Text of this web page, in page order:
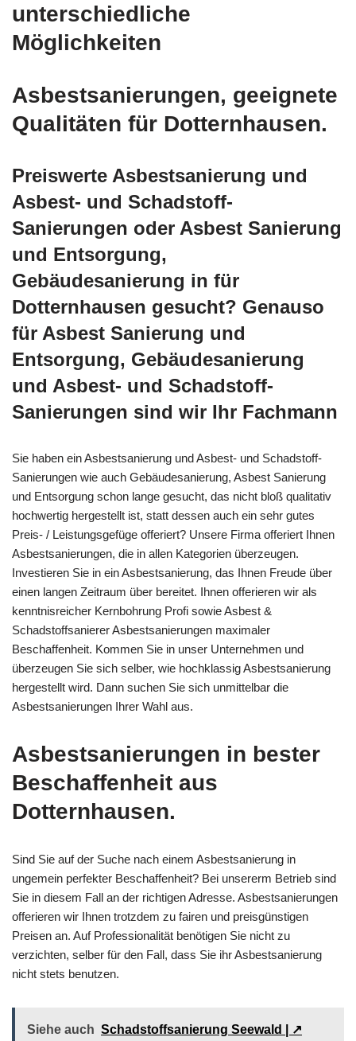
unterschiedliche
Möglichkeiten
Asbestsanierungen, geeignete
Qualitäten für Dotternhausen.
Preiswerte Asbestsanierung und
Asbest- und Schadstoff-
Sanierungen oder Asbest Sanierung
und Entsorgung,
Gebäudesanierung in für
Dotternhausen gesucht? Genauso
für Asbest Sanierung und
Entsorgung, Gebäudesanierung
und Asbest- und Schadstoff-
Sanierungen sind wir Ihr Fachmann
Sie haben ein Asbestsanierung und Asbest- und Schadstoff-
Sanierungen wie auch Gebäudesanierung, Asbest Sanierung
und Entsorgung schon lange gesucht, das nicht bloß qualitativ
hochwertig hergestellt ist, statt dessen auch ein sehr gutes
Preis- / Leistungsgefüge offeriert? Unsere Firma offeriert Ihnen
Asbestsanierungen, die in allen Kategorien überzeugen.
Investieren Sie in ein Asbestsanierung, das Ihnen Freude über
einen langen Zeitraum über bereitet. Ihnen offerieren wir als
kenntnisreicher Kernbohrung Profi sowie Asbest &
Schadstoffsanierer Asbestsanierungen maximaler
Beschaffenheit. Kommen Sie in unser Unternehmen und
überzeugen Sie sich selber, wie hochklassig Asbestsanierung
hergestellt wird. Dann suchen Sie sich unmittelbar die
Asbestsanierungen Ihrer Wahl aus.
Asbestsanierungen in bester
Beschaffenheit aus
Dotternhausen.
Sind Sie auf der Suche nach einem Asbestsanierung in
ungemein perfekter Beschaffenheit? Bei unsererm Betrieb sind
Sie in diesem Fall an der richtigen Adresse. Asbestsanierungen
offerieren wir Ihnen trotzdem zu fairen und preisgünstigen
Preisen an. Auf Professionalität benötigen Sie nicht zu
verzichten, selber für den Fall, dass Sie ihr Asbestsanierung
nicht stets benutzen.
Siehe auch Schadstoffsanierung Seewald | ↗️